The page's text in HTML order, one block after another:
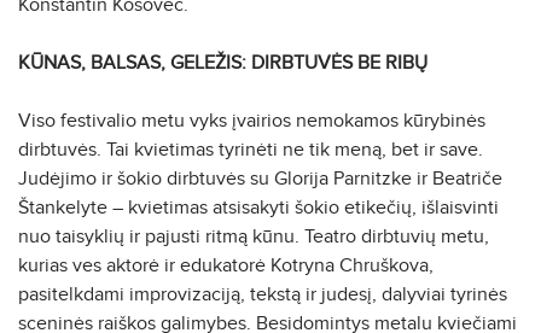
KŪNAS, BALSAS, GELEŽIS: DIRBTUVĖS BE RIBŲ
Viso festivalio metu vyks įvairios nemokamos kūrybinės
dirbtuvės. Tai kvietimas tyrinėti ne tik meną, bet ir save.
Judėjimo ir šokio dirbtuvės su Glorija Parnitzke ir Beatriče
Štankelyte – kvietimas atsisakyti šokio etikečių, išlaisvinti
nuo taisyklių ir pajusti ritmą kūnu. Teatro dirbtuvių metu,
kurias ves aktorė ir edukatorė Kotryna Chruškova,
pasitelkdami improvizaciją, tekstą ir judesį, dalyviai tyrinės
sceninės raiškos galimybes. Besidomintys metalu kviečiami